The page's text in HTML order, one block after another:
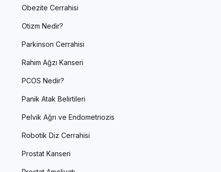
Obezite Cerrahisi
Otizm Nedir?
Parkinson Cerrahisi
Rahim Ağzı Kanseri
PCOS Nedir?
Panik Atak Belirtileri
Pelvik Ağrı ve Endometriozis
Robotik Diz Cerrahisi
Prostat Kanseri